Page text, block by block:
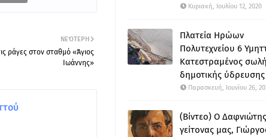
ΝΕΌΤΕΡΗ
ράγες στον σταθμό «Άγιος
Ιωάννης»
Κυριακή, Ιουλίου 12, 2020
Πλατεία Ηρώων
Πολυτεχνείου 6
Κατεστραμένος
δημοτικής ύδρευσης
Παρασκευή, Ιουνίου 26,
(Βίντεο) Ο Δαφνιώτης
γείτονας μας,